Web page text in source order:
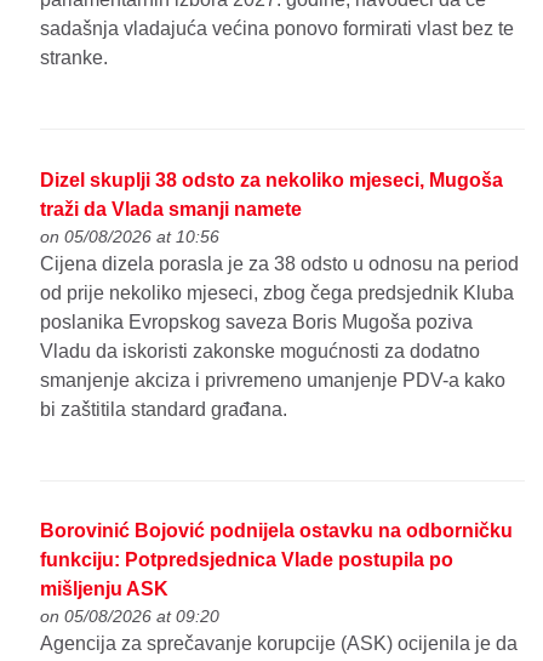
sadašnja vladajuća većina ponovo formirati vlast bez te
stranke.
Dizel skuplji 38 odsto za nekoliko mjeseci, Mugoša
traži da Vlada smanji namete
on 05/08/2026 at 10:56
Cijena dizela porasla je za 38 odsto u odnosu na period
od prije nekoliko mjeseci, zbog čega predsjednik Kluba
poslanika Evropskog saveza Boris Mugoša poziva
Vladu da iskoristi zakonske mogućnosti za dodatno
smanjenje akciza i privremeno umanjenje PDV-a kako
bi zaštitila standard građana.
Borovinić Bojović podnijela ostavku na odborničku
funkciju: Potpredsjednica Vlade postupila po
mišljenju ASK
on 05/08/2026 at 09:20
Agencija za sprečavanje korupcije (ASK) ocijenila je da